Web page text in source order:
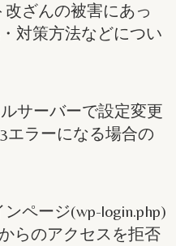
改ざんの被害にあっ
対策方法などについ
サーバーで設定変更
エラーになる場合の
ンページ(wp-login.php)
らのアクセスを拒否